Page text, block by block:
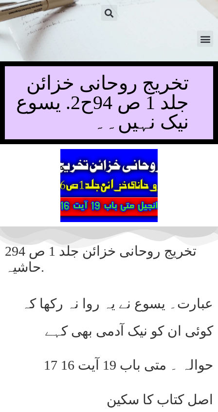
تخریج روحانی خزائن
جلد 1 ص 94ح2. یسوع
نیک نہیں۔۔
2تخریج روحانی خزائن جلد 1 ص 94
حاشیہ.
عبارت۔ یسوع نے یہ روا نہ رکھا کہ
کوئی ان کو نیک آدمی بھی کہے
حوالہ ۔ متی باب 19 آیت 16 17
اصل کتاب کا سکین